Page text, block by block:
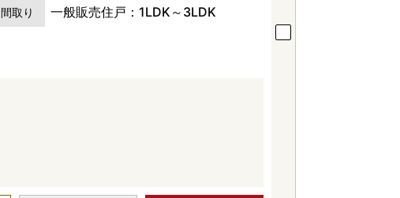
間取り 一般販売住戸：1LDK～3LDK